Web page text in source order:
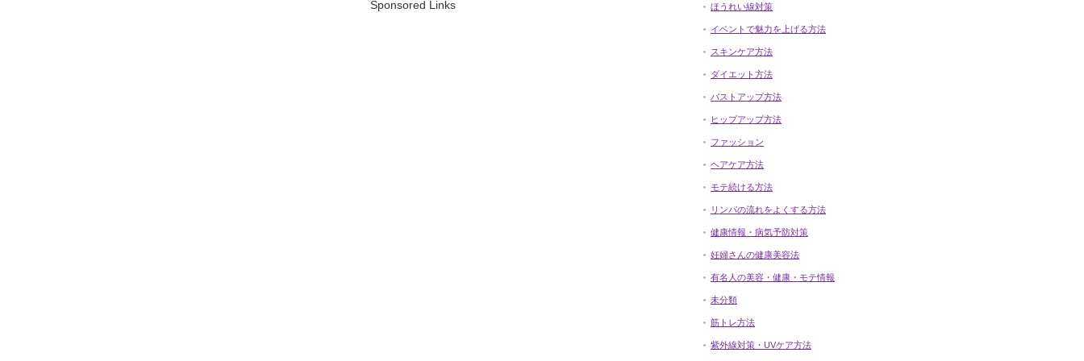
Sponsored Links ほうれい線対策
イベントで魅力を上げる方法
スキンケア方法
ダイエット方法
バストアップ方法
ヒップアップ方法
ファッション
ヘアケア方法
モテ続ける方法
リンパの流れをよくする方法
健康情報・病気予防対策
妊婦さんの健康美容法
有名人の美容・健康・モテ情報
未分類
筋トレ方法
紫外線対策・UVケア方法